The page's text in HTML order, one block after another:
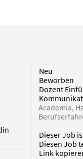
Neu
Beworben
Dozent
Academia
Dieser Job
Diesen Job
Link